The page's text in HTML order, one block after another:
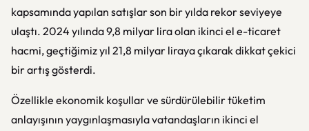
kapsamında yapılan satışlar son bir yılda rekor seviyeye
ulaştı. 2024 yılında 9,8 milyar lira olan ikinci el e-ticaret
hacmi, geçtiğimiz yıl 21,8 milyar liraya çıkarak dikkat çekici
bir artış gösterdi.
Özellikle ekonomik koşullar ve sürdürülebilir tüketim
anlayışının yaygınlaşmasıyla vatandaşların ikinci el